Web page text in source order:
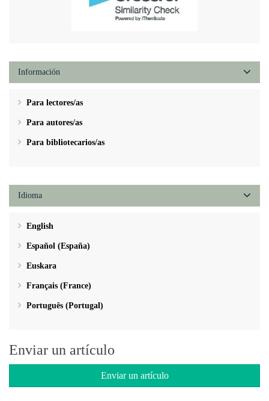
Información
Para lectores/as
Para autores/as
Para bibliotecarios/as
Idioma
English
Español (España)
Euskara
Français (France)
Português (Portugal)
Enviar un artículo
Enviar un artículo